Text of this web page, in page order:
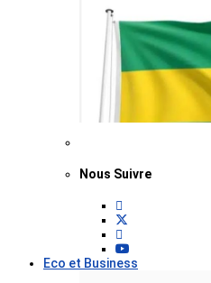
Nous Suivre
Eco et Business